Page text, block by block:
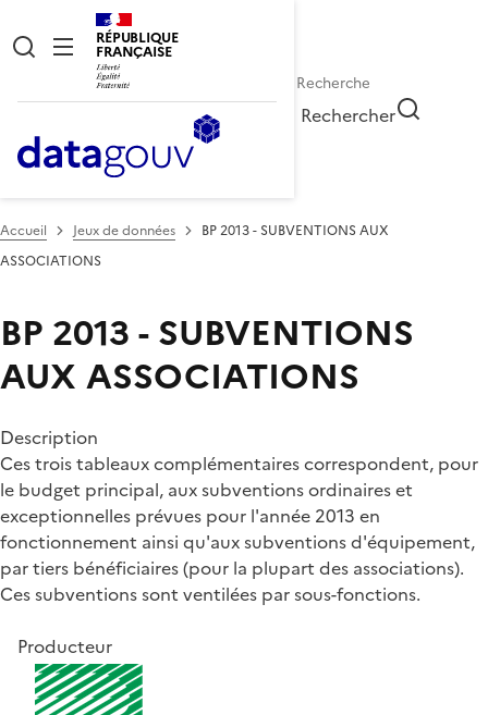
RÉPUBLIQUE
FRANÇAISE
Rechercher
Accueil Jeux de données
BP 2013 - SUBVENTIONS AUX
ASSOCIATIONS
BP 2013 - SUBVENTIONS
AUX ASSOCIATIONS
Description
Ces trois tableaux complémentaires correspondent, pour
le budget principal, aux subventions ordinaires et
exceptionnelles prévues pour l'année 2013 en
fonctionnement ainsi qu'aux subventions d'équipement,
par tiers bénéficiaires (pour la plupart des associations).
Ces subventions sont ventilées par sous-fonctions.
Producteur